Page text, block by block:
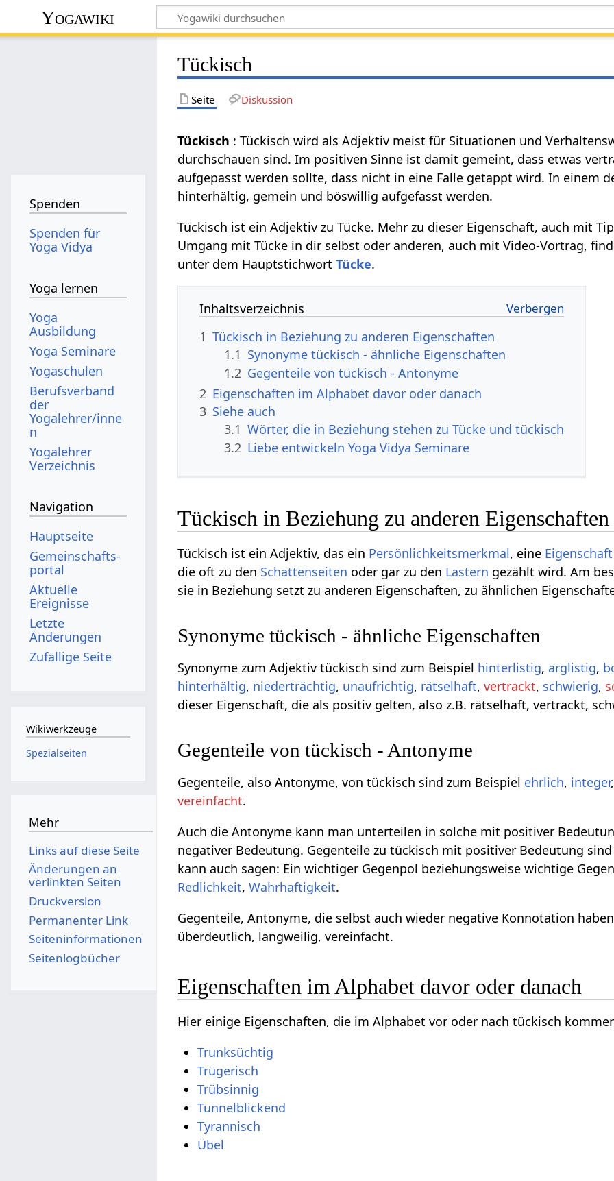
Yogawiki
Tückisch
Seite Diskussion
Tückisch : Tückisch wird als Adjektiv meist für Situationen und
durchschauen sind. Im positiven Sinne ist damit gemeint, dass etwas
aufgepasst werden sollte, dass nicht in eine Falle getappt wird. In einem
hinterhältig, gemein und böswillig aufgefasst werden.
Tückisch ist ein Adjektiv zu Tücke. Mehr zu dieser Eigenschaft, auch mit
Umgang mit Tücke in dir selbst oder anderen, auch mit Video-Vortrag,
unter dem HauptstichwortTücke.
Inhaltsverzeichnis
1 Tückisch in Beziehung zu anderen Eigenschaften
1.1 Synonyme tückisch - ähnliche Eigenschaften
1.2 Gegenteile von tückisch - Antonyme
2 Eigenschaften im Alphabet davor oder danach
3 Siehe auch
3.1 Wörter, die in Beziehung stehen zu Tücke und tückisch
3.2 Liebe entwickeln Yoga Vidya Seminare
Tückisch in Beziehung zu anderen Eigenschaften
Tückisch ist ein Adjektiv, das ein Persönlichkeitsmerkmal, eine Eigenschaft
die oft zu den Schattenseiten oder gar zu den Lastern gezählt wird. Am
sie in Beziehung setzt zu anderen Eigenschaften, zu ähnlichen
Synonyme tückisch - ähnliche Eigenschaften
Synonyme zum Adjektiv tückisch sind zum Beispiel hinterlistig, arglistig,
hinterhältig, niederträchtig, unaufrichtig, rätselhaft,vertrackt, schwierig,
dieser Eigenschaft, die als positiv gelten, also z.B. rätselhaft, vertrackt,
Gegenteile von tückisch - Antonyme
Gegenteile, also Antonyme, von tückisch sind zum Beispiel ehrlich, integer
vereinfacht.
Auch die Antonyme kann man unterteilen in solche mit positiver
negativer Bedeutung. Gegenteile zu tückisch mit positiver Bedeutung
kann auch sagen: Ein wichtiger Gegenpol beziehungsweise wichtige
Redlichkeit,Wahrhaftigkeit.
Gegenteile, Antonyme, die selbst auch wieder negative Konnotation
überdeutlich, langweilig, vereinfacht.
Eigenschaften im Alphabet davor oder danach
Hier einige Eigenschaften, die im Alphabet vor oder nach tückisch
Trunksüchtig
Trügerisch
Trübsinnig
Tunnelblickend
Tyrannisch
Übel
Spenden
Spenden für
Yoga Vidya
Yoga lernen
Yoga
Ausbildung
Yoga Seminare
Yogaschulen
Berufsverband
der
Yogalehrer/inne
n
Yogalehrer
Verzeichnis
Navigation
Hauptseite
Gemeinschafts­
portal
Aktuelle
Ereignisse
Letzte
Änderungen
Zufällige Seite
Wikiwerkzeuge
Spezialseiten
Mehr
Links auf diese Seite
Änderungen an
verlinkten Seiten
Druckversion
Permanenter Link
Seiten­­informationen
Seitenlogbücher